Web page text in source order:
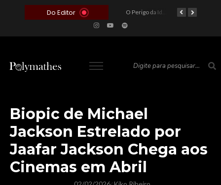
Do Editor
O Voto como Moeda: Clientelismo e o Analfabetismo Funcional Político no Brasil O Perigo da Ideologia Desenfreada na Justiça: Quando a Pauta Política Substitui a Pena Criminal
Biopic de Michael
Jackson Estrelado por
Jaafar Jackson Chega aos
Cinemas em Abril